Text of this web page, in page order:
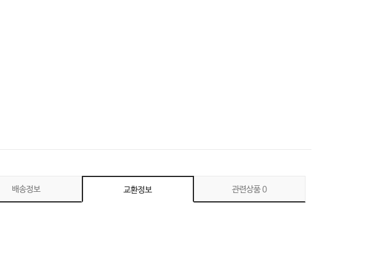
배송정보 교환정보 관련상품0